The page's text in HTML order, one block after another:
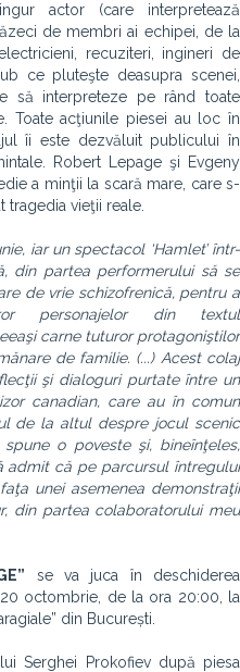
actor (care interpretează
de membri ai echipei, de la
recuziteri, ingineri de
ce pluteşte deasupra scenei,
să interpreteze pe rând toate
Toate acţiunile piesei au loc în
îi este dezvăluit publicului în
Robert Lepage şi Evgeny
a minţii la scară mare, care s-
tragedia vieţii reale.
iar un spectacol ‘Hamlet’ într-
din partea performerului să se
de vrie schizofrenică, pentru a
personajelor din textul
carne tuturor protagoniştilor
de familie. (...) Acest colaj
şi dialoguri purtate între un
canadian, care au în comun
de la altul despre jocul scenic
o poveste şi, bineînţeles,
admit că pe parcursul întregului
unei asemenea demonstraţii
din partea colaboratorului meu
se va juca în deschiderea
octombrie, de la ora 20:00, la
din București.
Serghei Prokofiev după piesa